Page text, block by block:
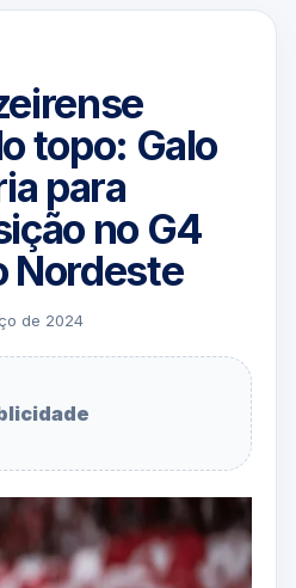
topo: Galo
para
no G4
Nordeste
de 2024